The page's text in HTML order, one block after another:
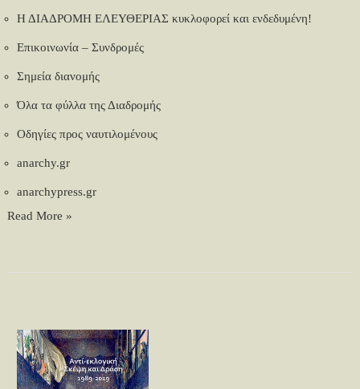
Η ΔΙΑΔΡΟΜΗ ΕΛΕΥΘΕΡΙΑΣ κυκλοφορεί και ενδεδυμένη!
Επικοινωνία – Συνδρομές
Σημεία διανομής
Όλα τα φύλλα της Διαδρομής
Οδηγίες προς ναυτιλομένους
anarchy.gr
anarchypress.gr
Read More »